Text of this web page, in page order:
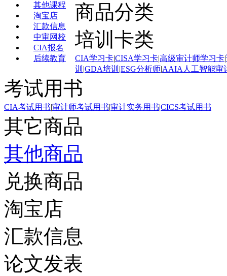
其他课程
淘宝店
汇款信息
中审网校
CIA报名
后续教育
商品分类
培训卡类
CIA学习卡|CISA学习卡|高级审计师学习卡|
训 |GDA培训 |ESG分析师|AAIA人工智能审
考试用书
CIA考试用书|审计师考试用书|审计实务用书|CICS考试用书
其它商品
其他商品
兑换商品
淘宝店
汇款信息
论文发表